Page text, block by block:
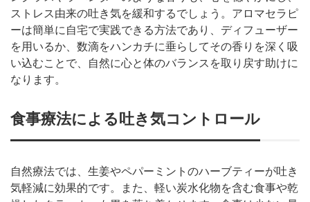
ストレス由来の吐き気を緩和するでしょう。アロマセラピ
ーは簡単に自宅で実践できる方法であり、ディフューザー
を用いるか、数滴をハンカチに垂らしてその香りを深く吸
い込むことで、自然に心と体のバランスを取り戻す助けに
なります。
食事療法による吐き気コントロール
自然療法では、生姜やペパーミントのハーブティーが吐き
気軽減に効果的です。また、軽い炭水化物を含む食事や乾